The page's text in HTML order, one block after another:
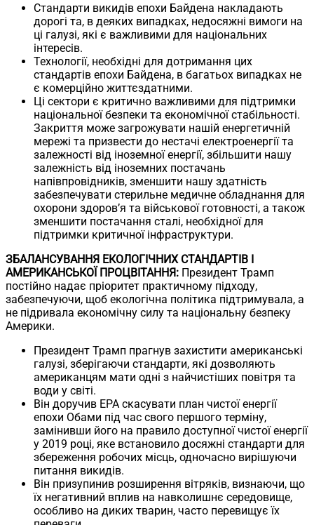
Стандарти викидів епохи Байдена накладають
дорогі та, в деяких випадках, недосяжні вимоги на
ці галузі, які є важливими для національних
інтересів.
Технології, необхідні для дотримання цих
стандартів епохи Байдена, в багатьох випадках не
є комерційно життєздатними.
Ці сектори є критично важливими для підтримки
національної безпеки та економічної стабільності.
Закриття може загрожувати нашій енергетичній
мережі та призвести до нестачі електроенергії та
залежності від іноземної енергії, збільшити нашу
залежність від іноземних постачань
напівпровідників, зменшити нашу здатність
забезпечувати стерильне медичне обладнання для
охорони здоров’я та військової готовності, а також
зменшити постачання сталі, необхідної для
підтримки критичної інфраструктури.
ЗБАЛАНСУВАННЯ ЕКОЛОГІЧНИХ СТАНДАРТІВ І
АМЕРИКАНСЬКОЇ ПРОЦВІТАННЯ: Президент Трамп
постійно надає пріоритет практичному підходу,
забезпечуючи, щоб екологічна політика підтримувала, а
не підривала економічну силу та національну безпеку
Америки.
Президент Трамп прагнув захистити американські
галузі, зберігаючи стандарти, які дозволяють
американцям мати одні з найчистіших повітря та
води у світі.
Він доручив EPA скасувати план чистої енергії
епохи Обами під час свого першого терміну,
замінивши його на правило доступної чистої енергії
у 2019 році, яке встановило досяжні стандарти для
збереження робочих місць, одночасно вирішуючи
питання викидів.
Він призупинив розширення вітряків, визнаючи, що
їх негативний вплив на навколишнє середовище,
особливо на диких тварин, часто перевищує їх